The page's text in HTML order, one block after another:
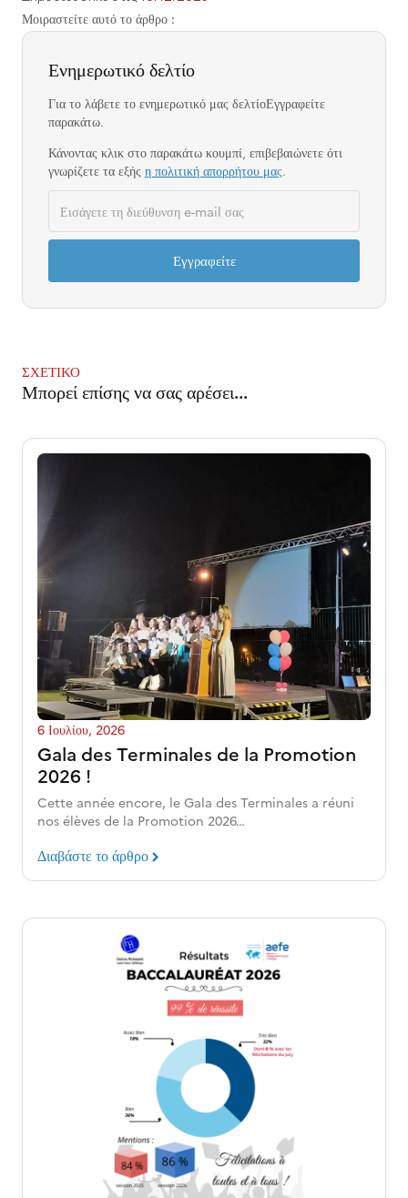
Μοιραστείτε αυτό το άρθρο :
Ενημερωτικό δελτίο
Για το λάβετε το ενημερωτικό μας δελτίοΕγγραφείτε
παρακάτω.
Κάνοντας κλικ στο παρακάτω κουμπί, επιβεβαιώνετε ότι
γνωρίζετε τα εξής η πολιτική απορρήτου μας.
Εγγραφείτε
ΣΧΕΤΙΚΌ
Μπορεί επίσης να σας αρέσει...
Gala des Terminales de la Promotion
2026 !
6 Ιουλίου, 2026
Cette année encore, le Gala des Terminales a réuni
nos élèves de la Promotion 2026…
Διαβάστε το άρθρο